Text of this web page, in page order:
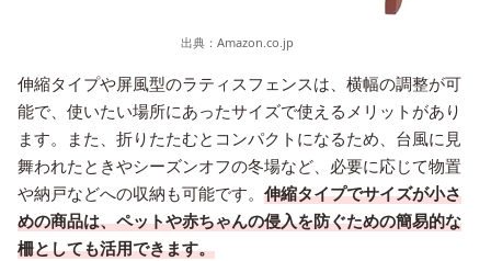
出典： Amazon.co.jp
伸縮タイプや屏風型のラティスフェンスは、横幅の調整が可
能で、使いたい場所にあったサイズで使えるメリットがあり
ます。また、折りたたむとコンパクトになるため、台風に見
舞われたときやシーズンオフの冬場など、必要に応じて物置
や納戸などへの収納も可能です。 伸縮タイプでサイズが小さ
めの商品は、ペットや赤ちゃんの侵入を防ぐための簡易的な
柵としても活用できます。